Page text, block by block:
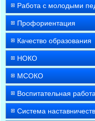
Работа с молодыми
Профориентация
Качество образования
НОКО
МСОКО
Воспитательная работа
Система